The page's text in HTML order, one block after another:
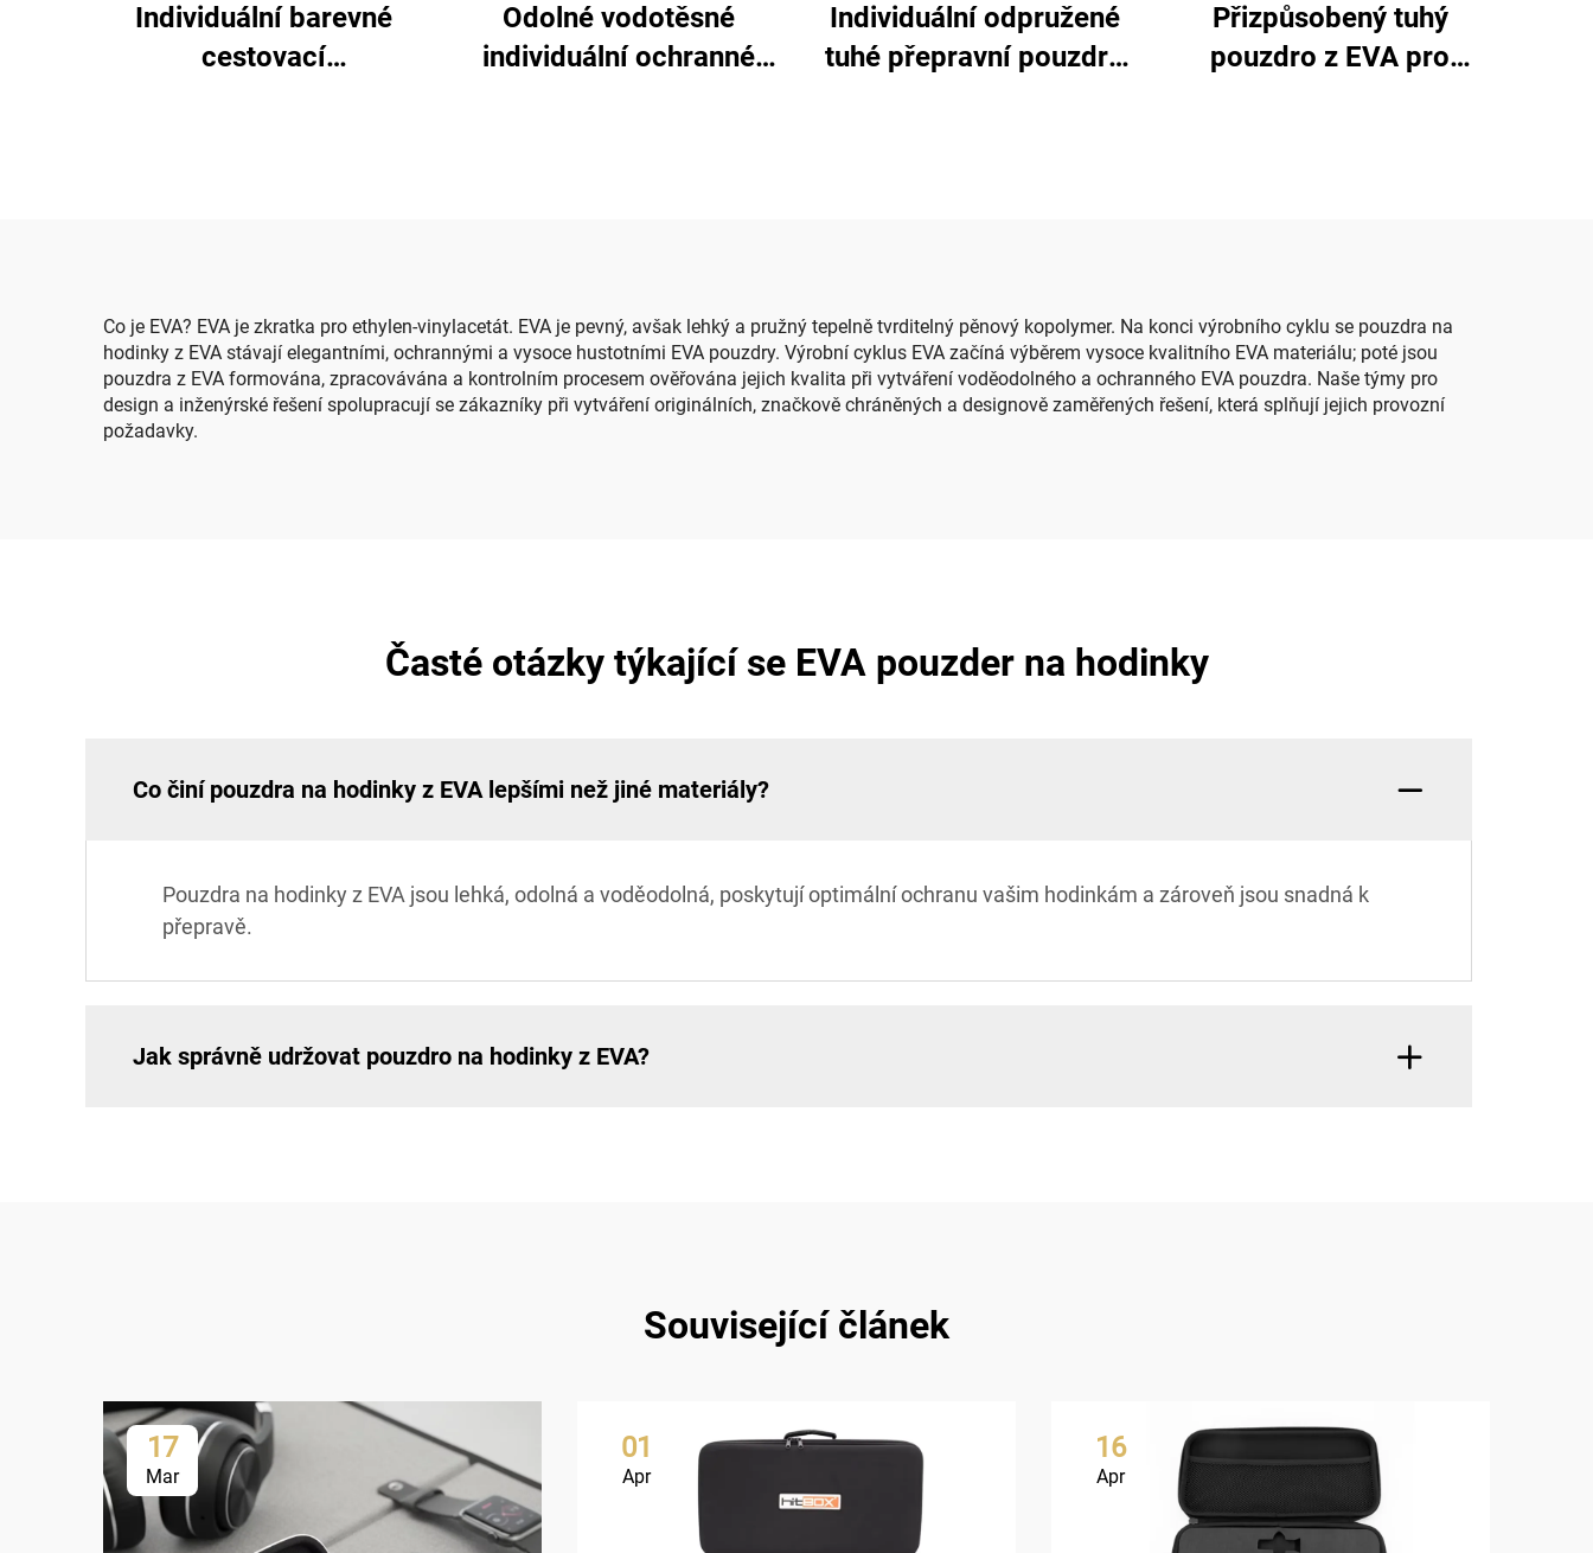
Individuální barevné
cestovací
Odolné vodotěsné
individuální ochranné
Individuální odpružené
tuhé přepravní pouzdro
Přizpůsobený tuhý
pouzdro z EVA pro
Co je EVA? EVA je zkratka pro ethylen-vinylacetát. EVA je pevný, avšak lehký a pružný tepelně tvrditelný pěnový kopolymer. Na konci výrobního cyklu se pouzdra na
hodinky z EVA stávají elegantními, ochrannými a vysoce hustotními EVA pouzdry. Výrobní cyklus EVA začíná výběrem vysoce kvalitního EVA materiálu; poté jsou
pouzdra z EVA formována, zpracovávána a kontrolním procesem ověřována jejich kvalita při vytváření voděodolného a ochranného EVA pouzdra. Naše týmy pro
design a inženýrské řešení spolupracují se zákazníky při vytváření originálních, značkově chráněných a designově zaměřených řešení, která splňují jejich provozní
požadavky.
Časté otázky týkající se EVA pouzder na hodinky
Co činí pouzdra na hodinky z EVA lepšími než jiné materiály?
Pouzdra na hodinky z EVA jsou lehká, odolná a voděodolná, poskytují optimální ochranu vašim hodinkám a zároveň jsou snadná k
přepravě.
Jak správně udržovat pouzdro na hodinky z EVA?
Související článek
17
Mar
01
Apr
16
Apr